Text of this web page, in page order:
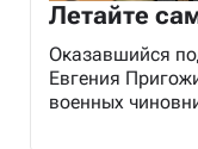
Летайте
Оказавшийся
Евгения
военных